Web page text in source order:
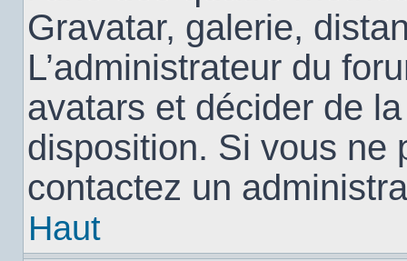
Gravatar, galerie,
L’administrateur du
avatars et décider de
disposition. Si vous ne
contactez un
Haut